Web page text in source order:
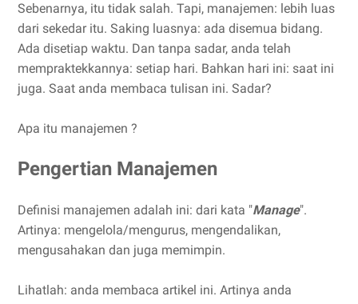
Sebenarnya, itu tidak salah. Tapi, manajemen: lebih luas
dari sekedar itu. Saking luasnya: ada disemua bidang.
Ada disetiap waktu. Dan tanpa sadar, anda telah
mempraktekkannya: setiap hari. Bahkan hari ini: saat ini
juga. Saat anda membaca tulisan ini. Sadar?
Apa itu manajemen ?
Pengertian Manajemen
Definisi manajemen adalah ini: dari kata "Manage".
Artinya: mengelola/mengurus, mengendalikan,
mengusahakan dan juga memimpin.
Lihatlah: anda membaca artikel ini. Artinya anda